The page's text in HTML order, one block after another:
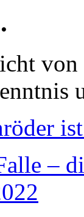
–